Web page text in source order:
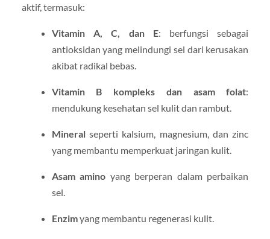
aktif, termasuk:
Vitamin A, C, dan E: berfungsi sebagai
antioksidan yang melindungi sel dari kerusakan
akibat radikal bebas.
Vitamin B kompleks dan asam folat:
mendukung kesehatan sel kulit dan rambut.
Mineralseperti kalsium, magnesium, dan zinc
yang membantu memperkuat jaringan kulit.
Asam amino yang berperan dalam perbaikan
sel.
Enzimyang membantu regenerasi kulit.